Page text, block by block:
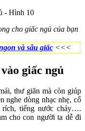
cho giấc ngủ của bạn
và sâu giấc<<<
giấc ngủ
thư giãn mà còn giúp
nghe dòng nhạc nhẹ, cổ
rích, tiếng nước chảy….
cho con người ta dễ đi